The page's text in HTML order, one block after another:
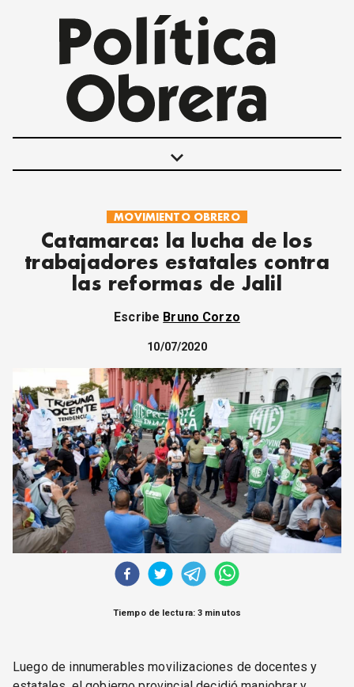
keyboard_arrow_down
POLÍTICAS
INTERNACIONALES
MOVIMIENTO OBRERO
MUJER
SOCIEDAD Y CULTURA
JUVENTUD
CORREO DE LECTORES
DEBATE
ARCHIVO
DECLARACIONES
OPINIÓN
ALTAMIRA RESPONDE
Política Obrera Revista
CONTACTO
MOVIMIENTO OBRERO
Catamarca: la lucha de los
trabajadores estatales contra
las reformas de Jalil
Escribe Bruno Corzo
10/07/2020
Tiempo de lectura: 3 minutos
Luego de innumerables movilizaciones de docentes y